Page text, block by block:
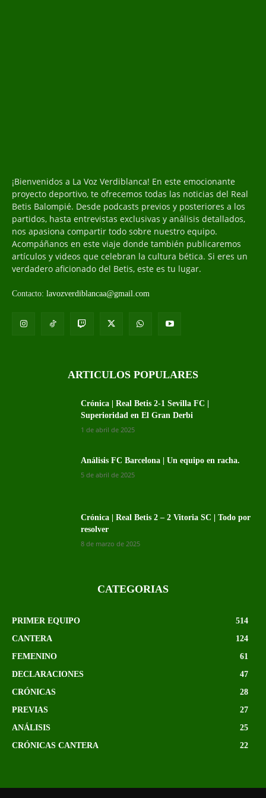
¡Bienvenidos a La Voz Verdiblanca! En este emocionante
proyecto deportivo, te ofrecemos todas las noticias del Real
Betis Balompié. Desde podcasts previos y posteriores a los
partidos, hasta entrevistas exclusivas y análisis detallados,
nos apasiona compartir todo sobre nuestro equipo.
Acompáñanos en este viaje donde también publicaremos
artículos y videos que celebran la cultura bética. Si eres un
verdadero aficionado del Betis, este es tu lugar.
Contacto: lavozverdiblancaa@gmail.com
ARTICULOS POPULARES
Crónica | Real Betis 2-1 Sevilla FC |
Superioridad en El Gran Derbi
1 de abril de 2025
Análisis FC Barcelona | Un equipo en racha.
5 de abril de 2025
Crónica | Real Betis 2 – 2 Vitoria SC | Todo por
resolver
8 de marzo de 2025
CATEGORIAS
PRIMER EQUIPO
514
CANTERA
124
FEMENINO
61
DECLARACIONES
47
CRÓNICAS
28
PREVIAS
27
ANÁLISIS
25
CRÓNICAS CANTERA
22